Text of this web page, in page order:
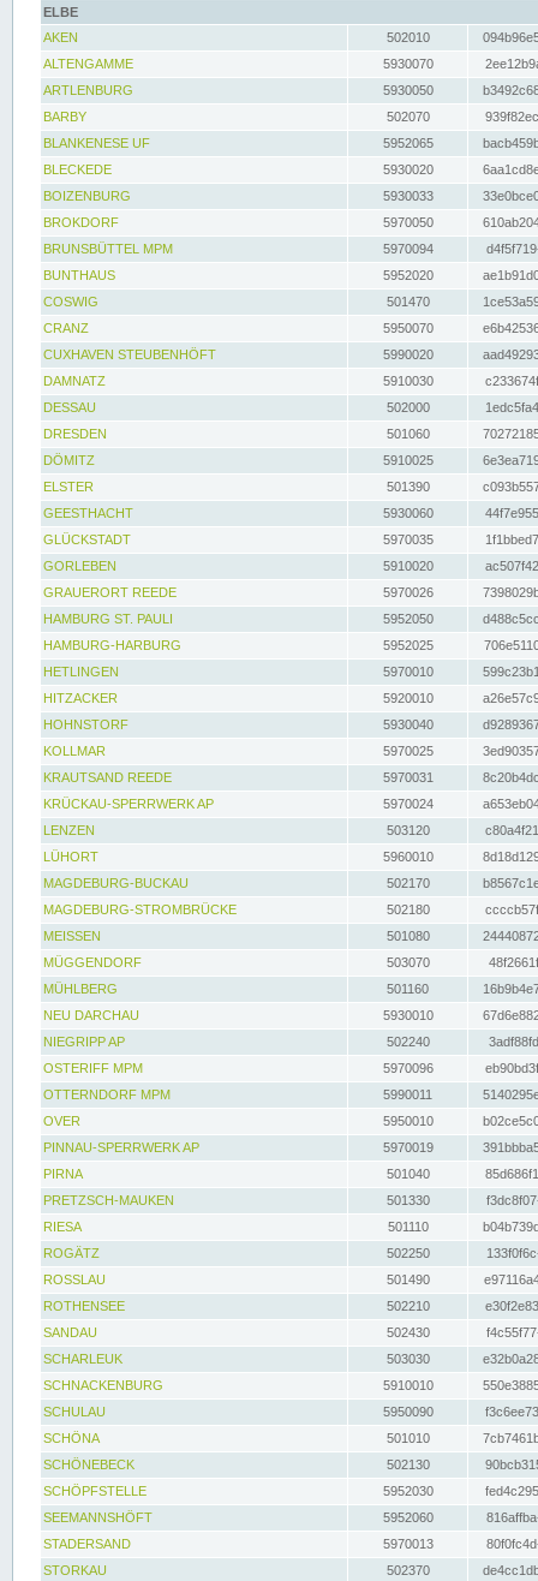
ELBE
AKEN
502010
ALTENGAMME
5930070
ARTLENBURG
5930050
BARBY
502070
BLANKENESE UF
5952065
BLECKEDE
5930020
BOIZENBURG
5930033
BROKDORF
5970050
BRUNSBÜTTEL MPM
5970094
BUNTHAUS
5952020
COSWIG
501470
CRANZ
5950070
CUXHAVEN STEUBENHÖFT
5990020
DAMNATZ
5910030
DESSAU
502000
DRESDEN
501060
DÖMITZ
5910025
ELSTER
501390
GEESTHACHT
5930060
GLÜCKSTADT
5970035
GORLEBEN
5910020
GRAUERORT REEDE
5970026
HAMBURG ST. PAULI
5952050
HAMBURG-HARBURG
5952025
HETLINGEN
5970010
HITZACKER
5920010
HOHNSTORF
5930040
KOLLMAR
5970025
KRAUTSAND REEDE
5970031
KRÜCKAU-SPERRWERK AP
5970024
LENZEN
503120
LÜHORT
5960010
MAGDEBURG-BUCKAU
502170
MAGDEBURG-STROMBRÜCKE
502180
MEISSEN
501080
MÜGGENDORF
503070
MÜHLBERG
501160
NEU DARCHAU
5930010
NIEGRIPP AP
502240
OSTERIFF MPM
5970096
OTTERNDORF MPM
5990011
OVER
5950010
PINNAU-SPERRWERK AP
5970019
PIRNA
501040
PRETZSCH-MAUKEN
501330
RIESA
501110
ROGÄTZ
502250
ROSSLAU
501490
ROTHENSEE
502210
SANDAU
502430
SCHARLEUK
503030
SCHNACKENBURG
5910010
SCHULAU
5950090
SCHÖNA
501010
SCHÖNEBECK
502130
SCHÖPFSTELLE
5952030
SEEMANNSHÖFT
5952060
STADERSAND
5970013
STORKAU
502370